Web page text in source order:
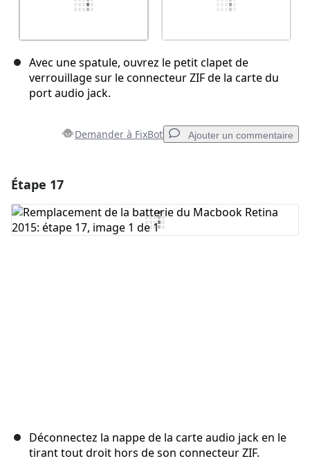
Avec une spatule, ouvrez le petit clapet de
verrouillage sur le connecteur ZIF de la carte du
port audio jack.
Demander à FixBot Ajouter un commentaire
Ajouter un commentaire
Étape 17
Déconnectez la nappe de la carte audio jack en le
tirant tout droit hors de son connecteur ZIF.